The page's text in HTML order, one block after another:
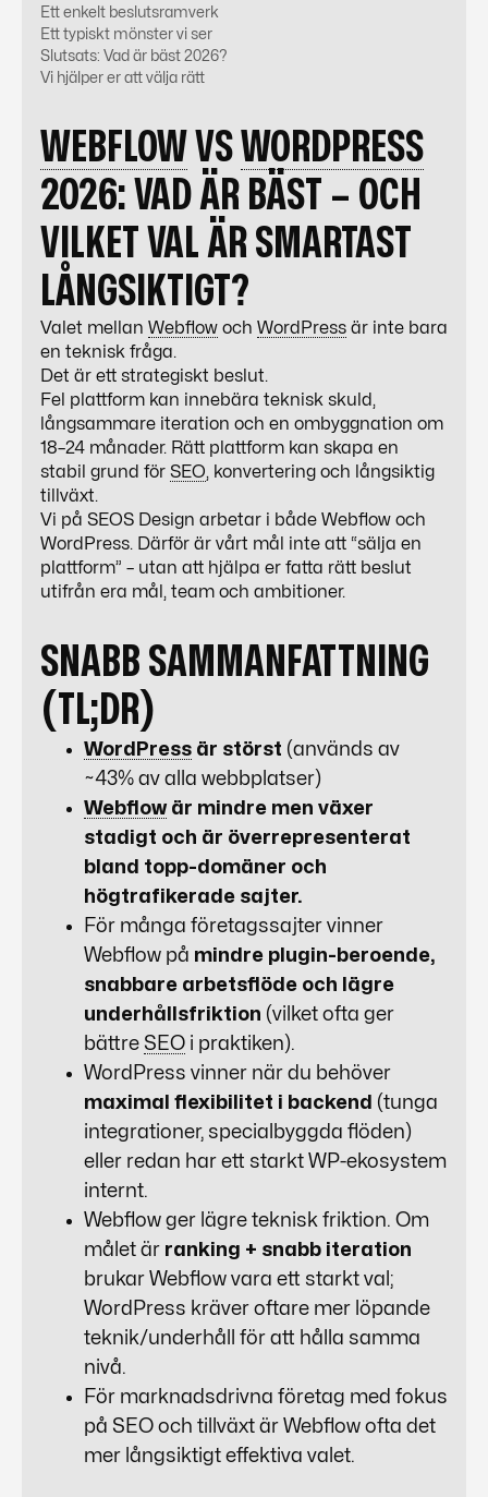
WEBFLOW VSWORDPRESS
2026: VAD ÄR BÄST – OCH
VILKET VAL ÄR SMARTAST
LÅNGSIKTIGT?
Valet mellan Webflow och WordPress är inte bara
en teknisk fråga.
Det är ett strategiskt beslut.
Fel plattform kan innebära teknisk skuld,
långsammare iteration och en ombyggnation om
18–24 månader. Rätt plattform kan skapa en
stabil grund för SEO, konvertering och långsiktig
tillväxt.
Vi på SEOS Design arbetar i både Webflow och
WordPress. Därför är vårt mål inte att “sälja en
plattform” – utan att hjälpa er fatta rätt beslut
utifrån era mål, team och ambitioner.
SNABB SAMMANFATTNING
(TL;DR)
WordPress är störst (används av
~43% av alla webbplatser)
Webflowär mindre men växer
stadigt och är överrepresenterat
bland topp-domäner och
högtrafikerade sajter.
För många företagssajter vinner
Webflow på mindre plugin-beroende,
snabbare arbetsflöde och lägre
underhållsfriktion (vilket ofta ger
bättre SEO i praktiken).
WordPress vinner när du behöver
maximal flexibilitet i backend (tunga
integrationer, specialbyggda flöden)
eller redan har ett starkt WP-ekosystem
internt.
Webflow ger lägre teknisk friktion. Om
målet är ranking + snabb iteration
brukar Webflow vara ett starkt val;
WordPress kräver oftare mer löpande
teknik/underhåll för att hålla samma
nivå.
För marknadsdrivna företag med fokus
på SEO och tillväxt är Webflow ofta det
mer långsiktigt effektiva valet.
Ett enkelt beslutsramverk
Ett typiskt mönster vi ser
Slutsats: Vad är bäst 2026?
Vi hjälper er att välja rätt